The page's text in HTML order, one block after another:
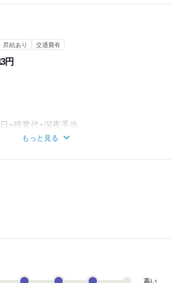
昇給あり 交通費有
円
+残業代+深夜手当
収入を保証するものではありません
15日払い）
もっと見る
高い